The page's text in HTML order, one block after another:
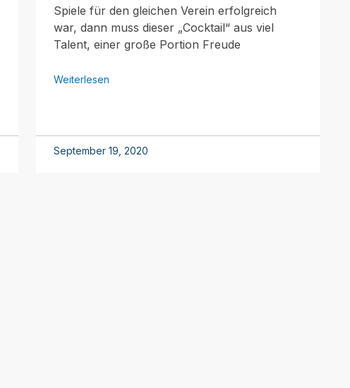
Spiele für den gleichen Verein erfolgreich
war, dann muss dieser „Cocktail“ aus viel
Talent, einer große Portion Freude
Weiterlesen
September 19, 2020